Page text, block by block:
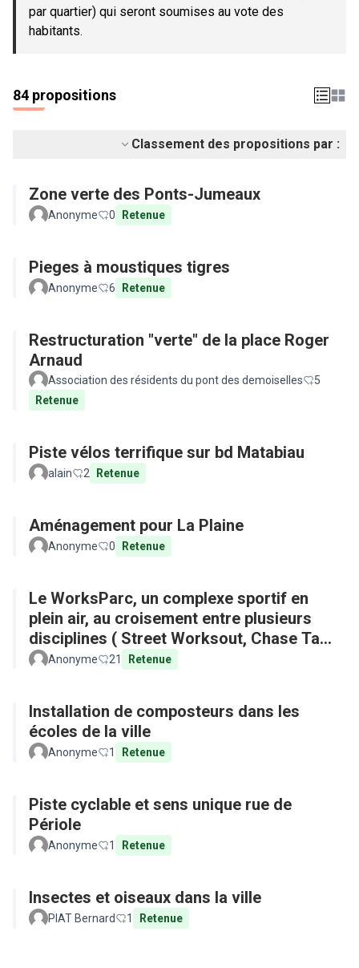
par quartier) qui seront soumises au vote des
habitants.
84 propositions
Classement des propositions par :
Zone verte des Ponts-Jumeaux
Anonyme 0 Retenue
Pieges à moustiques tigres
Anonyme 6 Retenue
Restructuration "verte" de la place Roger
Arnaud
Association des résidents du pont des demoiselles
5
Retenue
Piste vélos terrifique sur bd Matabiau
alain 2 Retenue
Aménagement pour La Plaine
Anonyme 0 Retenue
Le WorksParc, un complexe sportif en
plein air, au croisement entre plusieurs
disciplines ( Street Worksout, Chase Tag,
Parkour)
Anonyme 21 Retenue
Installation de composteurs dans les
écoles de la ville
Anonyme 1 Retenue
Piste cyclable et sens unique rue de
Périole
Anonyme 1 Retenue
Insectes et oiseaux dans la ville
PIAT Bernard 1 Retenue